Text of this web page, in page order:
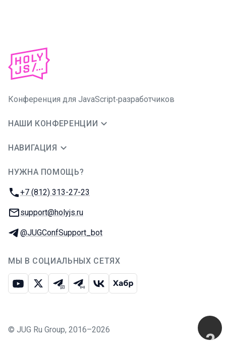
Конференция для JavaScript‑разработчиков
НАШИ КОНФЕРЕНЦИИ
НАВИГАЦИЯ
НУЖНА ПОМОЩЬ?
Телефон:
+7 (812) 313-27-23
E-mail:
support@holyjs.ru
Телеграм:
@JUGConfSupport_bot
МЫ В СОЦИАЛЬНЫХ СЕТЯХ
ЮтубИкс Телеграм-чат
Телеграм-канал
ВКонтакте
Хабр
© JUG Ru Group, 2016–2026